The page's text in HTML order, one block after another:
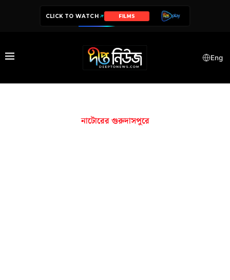
CLICK TO WATCH FILMS
Eng
নাটোরের গুরুদাসপুরে